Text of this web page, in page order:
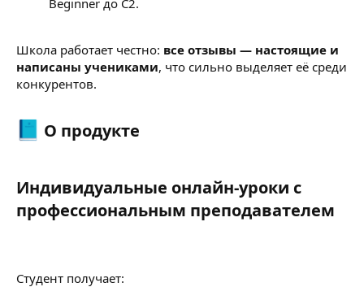
Beginner до C2.
Школа работает честно: все отзывы — настоящие и
написаны учениками, что сильно выделяет её среди
конкурентов.
О продукте​
Индивидуальные онлайн-уроки с
профессиональным преподавателем
Студент получает: